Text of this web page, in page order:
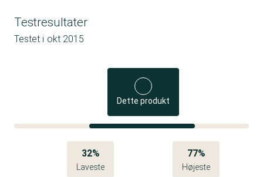
Testresultater
Testet i okt 2015
Dette produkt
32%
Laveste
77%
Højeste